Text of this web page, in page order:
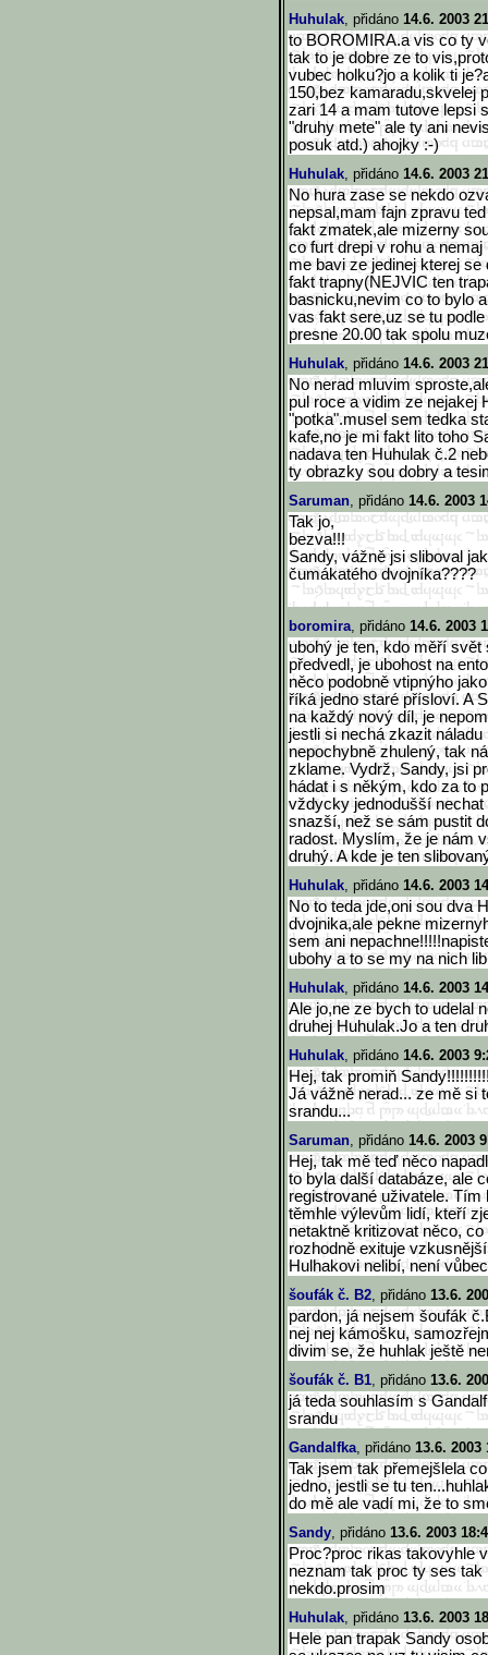
Huhulak, přidáno 14.6. 2003
to BOROMIRA.a vis co ty
tak to je dobre ze to
vubec holku?jo a kolik ti
150,bez kamaradu,skvelej
zari 14 a mam tutove lepsi
"druhy mete" ale ty ani
posuk atd.) ahojky :-)
Huhulak, přidáno 14.6. 2003
No hura zase se nekdo
nepsal,mam fajn zpravu
fakt zmatek,ale mizerny
co furt drepi v rohu a
me bavi ze jedinej kterej
fakt trapny(NEJVIC ten
basnicku,nevim co to bylo
vas fakt sere,uz se tu
presne 20.00 tak spolu
Huhulak, přidáno 14.6. 2003
No nerad mluvim
pul roce a vidim ze nejakej
"potka".musel sem tedka
kafe,no je mi fakt lito toho
nadava ten Huhulak č.2
ty obrazky sou dobry a
Saruman, přidáno 14.6. 2003
Tak jo,
bezva!!!
Sandy, vážně jsi sliboval
čumákatého dvojníka????
boromira, přidáno 14.6. 2003
ubohý je ten, kdo měří
předvedl, je ubohost na
něco podobně vtipnýho
říká jedno staré přísloví. A
na každý nový díl, je
jestli si nechá zkazit
nepochybně zhulený, tak
zklame. Vydrž, Sandy, jsi
hádat i s někým, kdo za to
vždycky jednodušší nechat
snazší, než se sám pustit
radost. Myslím, že je nám
druhý. A kde je ten
Huhulak, přidáno 14.6. 2003
No to teda jde,oni sou dva
dvojnika,ale pekne
sem ani
ubohy a to se my na nich
Huhulak, přidáno 14.6. 2003
Ale jo,ne ze bych to udelal
druhej Huhulak.Jo a ten
Huhulak, přidáno 14.6. 2003
Hej, tak promiň
Já vážně nerad... ze mě si
srandu...
Saruman, přidáno 14.6. 2003
Hej, tak mě teď něco
to byla další databáze, ale
registrované uživatele.
těmhle výlevům lidí, kteří
netaktně kritizovat něco,
rozhodně exituje
Hulhakovi nelibí, není
šoufák č. B2, přidáno 13.6.
pardon, já nejsem šoufák
nej nej kámošku,
divim se, že huhlak ještě
šoufák č. B1, přidáno 13.6.
já teda souhlasím s
srandu
Gandalfka, přidáno 13.6. 2003
Tak jsem tak přemejšlela
jedno, jestli se tu
do mě ale vadí mi, že to
Sandy, přidáno 13.6. 2003
Proc?proc rikas takovyhle
neznam tak proc ty ses
nekdo.prosim
Huhulak, přidáno 13.6. 2003
Hele pan trapak Sandy